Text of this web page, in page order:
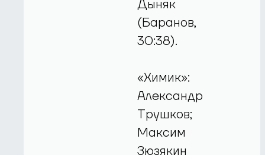
Дыняк
(Баранов,
30:38).
«Химик»:
Александр
Трушков;
Максим
Зюзякин